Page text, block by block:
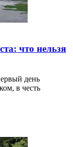
что нельзя
день
в честь